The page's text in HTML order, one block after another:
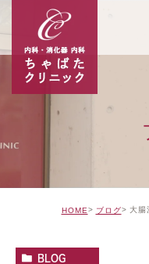
HOME ブログ 大腸
BLOG